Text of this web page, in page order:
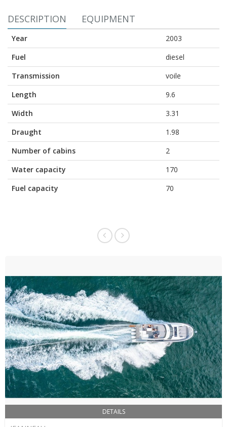
DESCRIPTION EQUIPMENT
Year
2003
Fuel
diesel
Transmission
voile
Length
9.6
Width
3.31
Draught
1.98
Number of cabins
2
Water capacity
170
Fuel capacity
70
DETAILS